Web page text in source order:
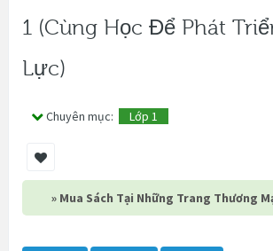
1 (Cùng Học Để Phát
Lực)
Chuyên mục: Lớp 1
» Mua Sách Tại Những Trang Thương